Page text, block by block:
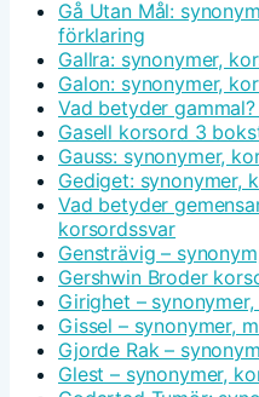
Gå Utan Mål:
förklaring
Gallra: synonymer,
Galon: synonymer,
Vad betyder
Gasell korsord 3
Gauss: synonymer,
Gediget: synonymer,
Vad betyder
korsordssvar
Gensträvig –
Gershwin Broder
Girighet –
Gissel – synonymer,
Gjorde Rak –
Glest – synonymer,